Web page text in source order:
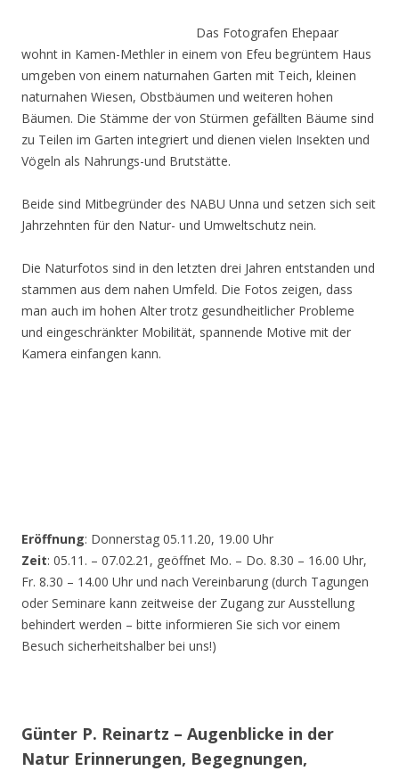
Das Fotografen Ehepaar
wohnt in Kamen-Methler in einem von Efeu begrüntem Haus
umgeben von einem naturnahen Garten mit Teich, kleinen
naturnahen Wiesen, Obstbäumen und weiteren hohen
Bäumen. Die Stämme der von Stürmen gefällten Bäume sind
zu Teilen im Garten integriert und dienen vielen Insekten und
Vögeln als Nahrungs-und Brutstätte.
Beide sind Mitbegründer des NABU Unna und setzen sich seit
Jahrzehnten für den Natur- und Umweltschutz nein.
Die Naturfotos sind in den letzten drei Jahren entstanden und
stammen aus dem nahen Umfeld. Die Fotos zeigen, dass
man auch im hohen Alter trotz gesundheitlicher Probleme
und eingeschränkter Mobilität, spannende Motive mit der
Kamera einfangen kann.
Eröffnung: Donnerstag 05.11.20, 19.00 Uhr
Zeit: 05.11. – 07.02.21, geöffnet Mo. – Do. 8.30 – 16.00 Uhr,
Fr. 8.30 – 14.00 Uhr und nach Vereinbarung (durch Tagungen
oder Seminare kann zeitweise der Zugang zur Ausstellung
behindert werden – bitte informieren Sie sich vor einem
Besuch sicherheitshalber bei uns!)
Günter P. Reinartz – Augenblicke in der
Natur Erinnerungen, Begegnungen,